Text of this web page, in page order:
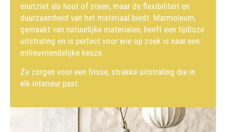
eruitziet als hout of steen, maar de flexibiliteit en
duurzaamheid van het materiaal biedt. Marmoleum,
gemaakt van natuurlijke materialen, heeft een tijdloze
uitstraling en is perfect voor wie op zoek is naar een
milieuvriendelijke keuze.
Ze zorgen voor een frisse, strakke uitstraling die in
elk interieur past.